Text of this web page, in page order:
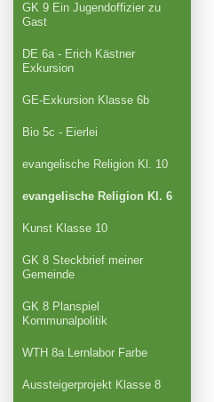
GK 9 Ein Jugendoffizier zu
Gast
DE 6a - Erich Kästner
Exkursion
GE-Exkursion Klasse 6b
Bio 5c - Eierlei
evangelische Religion Kl. 10
evangelische Religion Kl. 6
Kunst Klasse 10
GK 8 Steckbrief meiner
Gemeinde
GK 8 Planspiel
Kommunalpolitik
WTH 8a Lernlabor Farbe
Aussteigerprojekt Klasse 8